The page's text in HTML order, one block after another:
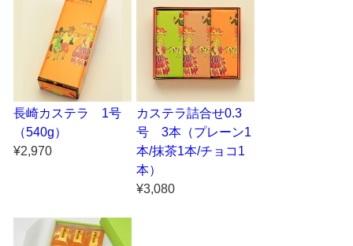
長崎カステラ 1号
（540g）
¥2,970
カステラ詰合せ0.3
号 3本（プレーン1
本/抹茶1本/チョコ1
本）
¥3,080